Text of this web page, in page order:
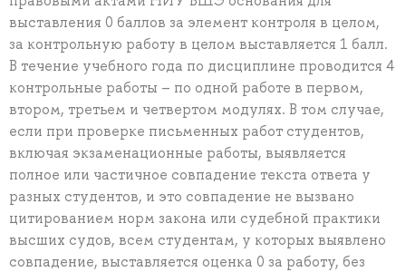
выставления 0 баллов за элемент контроля в целом,
за контрольную работу в целом выставляется 1 балл.
В течение учебного года по дисциплине проводится 4
контрольные работы – по одной работе в первом,
втором, третьем и четвертом модулях. В том случае,
если при проверке письменных работ студентов,
включая экзаменационные работы, выявляется
полное или частичное совпадение текста ответа у
разных студентов, и это совпадение не вызвано
цитированием норм закона или судебной практики
высших судов, всем студентам, у которых выявлено
совпадение, выставляется оценка 0 за работу, без